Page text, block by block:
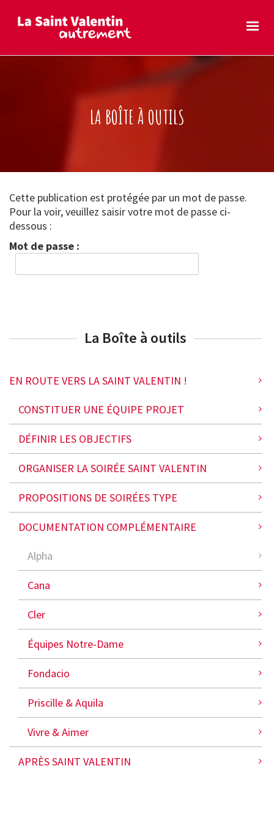
LA BOÎTE À OUTILS
Cette publication est protégée par un mot de passe.
Pour la voir, veuillez saisir votre mot de passe ci-
dessous :
Mot de passe :
La Boîte à outils
EN ROUTE VERS LA SAINT VALENTIN !
CONSTITUER UNE ÉQUIPE PROJET
DÉFINIR LES OBJECTIFS
ORGANISER LA SOIRÉE SAINT VALENTIN
PROPOSITIONS DE SOIRÉES TYPE
DOCUMENTATION COMPLÉMENTAIRE
Alpha
Cana
Cler
Équipes Notre-Dame
Fondacio
Priscille & Aquila
Vivre & Aimer
APRÈS SAINT VALENTIN